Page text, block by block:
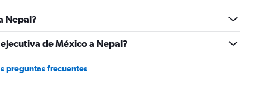
Nepal?
de México a Nepal?
preguntas frecuentes